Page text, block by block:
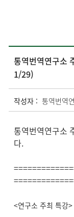
통역번역연구소
1/29)
작성자 : 통역번역
통역번역연구소
다.
<연구소 주최 특강>